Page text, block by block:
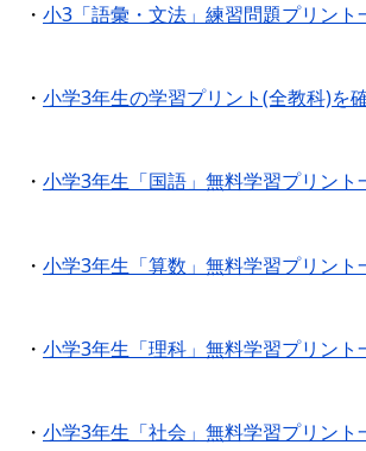
・ 小3「語彙・文法」練習問題プリント
・ 小学3年生の学習プリント(全教科)を
・ 小学3年生「国語」無料学習プリント
・ 小学3年生「算数」無料学習プリント
・ 小学3年生「理科」無料学習プリント
・ 小学3年生「社会」無料学習プリント